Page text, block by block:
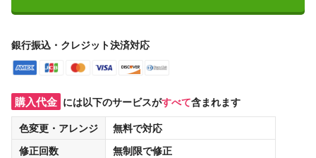
銀行振込・クレジット決済対応
購入代金 には以下のサービスがすべて含まれます
色変更・アレンジ
無料で対応
修正回数
無制限で修正